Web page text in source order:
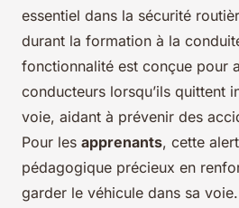
essentiel dans la sécurité
durant la formation à la
fonctionnalité est conçue pour
conducteurs lorsqu’ils quittent
voie, aidant à prévenir des
Pour les apprenants, cette
pédagogique précieux en
garder le véhicule dans sa voie.